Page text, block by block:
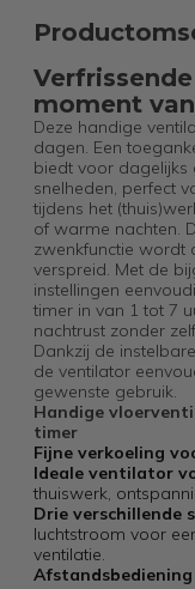
moment
Deze handige
dagen. Een
biedt voor dagelijks
snelheden, perfect
tijdens het
of warme nachten.
zwenkfunctie wordt
verspreid. Met de
instellingen
timer in van 1 tot 7
nachtrust zonder
Dankzij de
de ventilator
gewenste gebruik.
Handige
timer
Fijne verkoeling
Ideale ventilator
thuiswerk,
Drie verschillende
luchtstroom voor
ventilatie.